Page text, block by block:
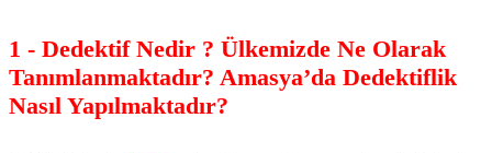
1 - Dedektif Nedir ? Ülkemizde Ne Olarak
Tanımlanmaktadır? Amasya’da Dedektiflik
Nasıl Yapılmaktadır?